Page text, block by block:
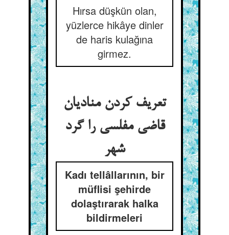
Hırsa düşkün olan,
yüzlerce hikâye dinler
de haris kulağına
girmez.
تعریف کردن منادیان
قاضی مفلسی را گرد
شهر
Kadı tellâllarının, bir
müflisi şehirde
dolaştırarak halka
bildirmeleri